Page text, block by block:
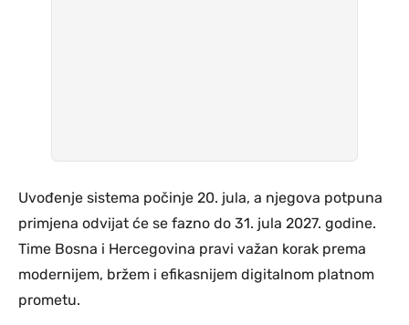
Uvođenje sistema počinje 20. jula, a njegova potpuna
primjena odvijat će se fazno do 31. jula 2027. godine.
Time Bosna i Hercegovina pravi važan korak prema
modernijem, bržem i efikasnijem digitalnom platnom
prometu.